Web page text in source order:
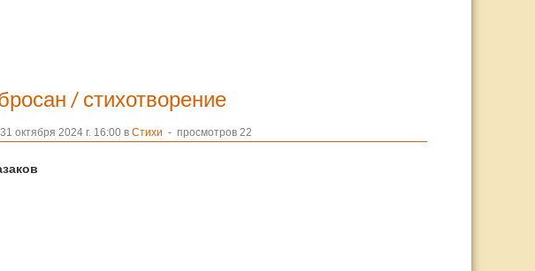
/ стихотворение
31 октября 2024 г. 16:00 в Стихи - просмотров 22